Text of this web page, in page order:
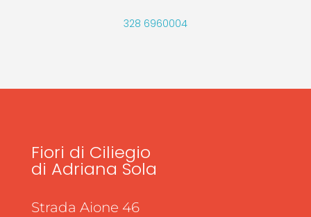
328 6960004
Fiori di Ciliegio
di Adriana Sola
Strada Aione 46